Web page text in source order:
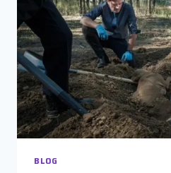
BLOG